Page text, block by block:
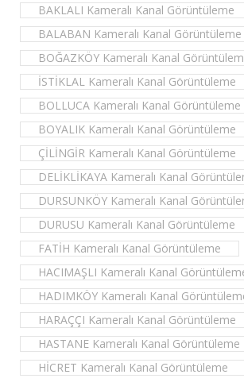
BAKLALI Kameralı Kanal Görüntüleme
BALABAN Kameralı Kanal Görüntüleme
BOĞAZKÖY Kameralı Kanal
İSTİKLAL Kameralı Kanal Görüntüleme
BOLLUCA Kameralı Kanal Görüntüleme
BOYALIK Kameralı Kanal Görüntüleme
ÇİLİNGİR Kameralı Kanal Görüntüleme
DELİKLİKAYA Kameralı Kanal
DURSUNKÖY Kameralı Kanal
DURUSU Kameralı Kanal Görüntüleme
FATİH Kameralı Kanal Görüntüleme
HACIMAŞLI Kameralı Kanal
HADIMKÖY Kameralı Kanal
HARAÇÇI Kameralı Kanal Görüntüleme
HASTANE Kameralı Kanal Görüntüleme
HİCRET Kameralı Kanal Görüntüleme